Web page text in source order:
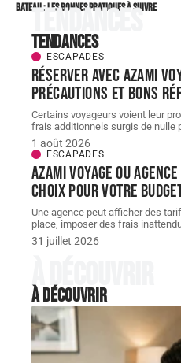
bateau : les bonnes pratiques à suivre
Tendances
Tendances
ESCAPADES
Réserver avec AZAMI
précautions et bons
Certains voyageurs voient leur
frais additionnels surgis de nulle
1 août 2026
ESCAPADES
AZAMI VOYAGE ou
choix pour votre
Une agence peut afficher des
place, imposer des frais
31 juillet 2026
À découvrir
À découvrir